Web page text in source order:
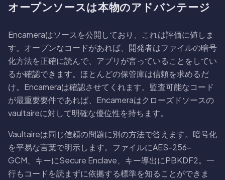
オープンソースは本物のアドバンテージ
Encameraはソースを公開しており、これは評価に値しま
す。オープンなコードがあれば、開発者はファイルの暗号
化方法を正確に読んで、アプリが言っていることをしてい
るか確認できます。ほとんどの保管庫は信頼を求めるだ
け。Encameraは確認させてくれます。監査可能なコード
が最重要要件であれば、Encameraはクローズドソースの
vaultaireに対して明確な優位性を持ちます。
Vaultaireは同じ信頼の問題に別の方法で答えます。暗号化
を平易な言葉で明示します。ファイルにAES-256-
GCM、キーにSecure Enclave、キー導出にPBKDF2。一
行もコードを読まずに依拠する標準を知ることができま